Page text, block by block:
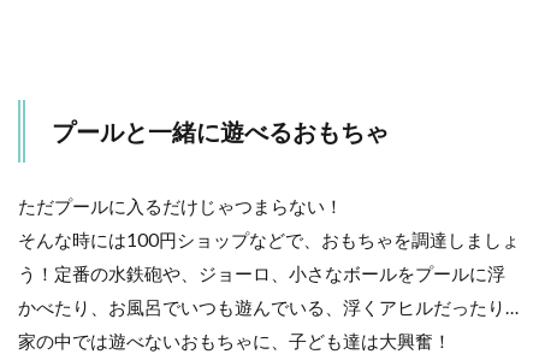
プールと一緒に遊べるおもちゃ
ただプールに入るだけじゃつまらない！
そんな時には100円ショップなどで、おもちゃを調達しましょ
う！定番の水鉄砲や、ジョーロ、小さなボールをプールに浮
かべたり、お風呂でいつも遊んでいる、浮くアヒルだったり…
家の中では遊べないおもちゃに、子ども達は大興奮！